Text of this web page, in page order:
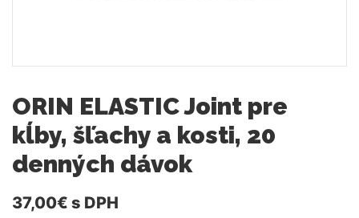
ORIN ELASTIC Joint pre
kĺby, šľachy a kosti, 20
denných dávok
37,00€ s DPH